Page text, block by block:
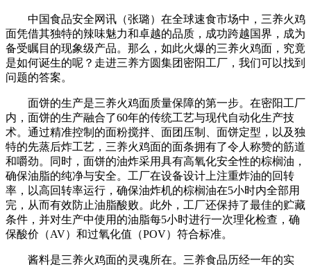
中国食品安全网讯（张璐）在全球速食市场中，三养火鸡
面凭借其独特的辣味魅力和卓越的品质，成功跨越国界，成为
备受瞩目的现象级产品。那么，如此火爆的三养火鸡面，究竟
是如何诞生的呢？走进三养方圆集团密阳工厂，我们可以找到
问题的答案。
面饼的生产是三养火鸡面质量保障的第一步。在密阳工厂
内，面饼的生产融合了60年的传统工艺与现代自动化生产技
术。通过精准控制的面粉搅拌、面团压制、面饼定型，以及独
特的先蒸后炸工艺，三养火鸡面的面条拥有了令人称赞的筋道
和嚼劲。同时，面饼的油炸采用具有高氧化安全性的棕榈油，
确保油脂的纯净与安全。工厂在设备设计上注重炸油的回转
率，以高回转率运行，确保油炸机的棕榈油在5小时内全部用
完，从而有效防止油脂酸败。此外，工厂还保持了最佳的贮藏
条件，并对生产中使用的油脂每5小时进行一次理化检查，确
保酸价（AV）和过氧化值（POV）符合标准。
酱料是三养火鸡面的灵魂所在。三养食品历经一年的实